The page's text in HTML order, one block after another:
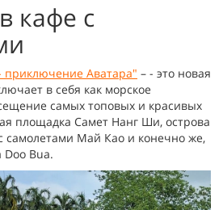
кафе с
приключение Аватара" – - это новая
в себя как морское
самых топовых и красивых
площадка Самет Нанг Ши, острова
самолетами Май Као и конечно же,
Bua.